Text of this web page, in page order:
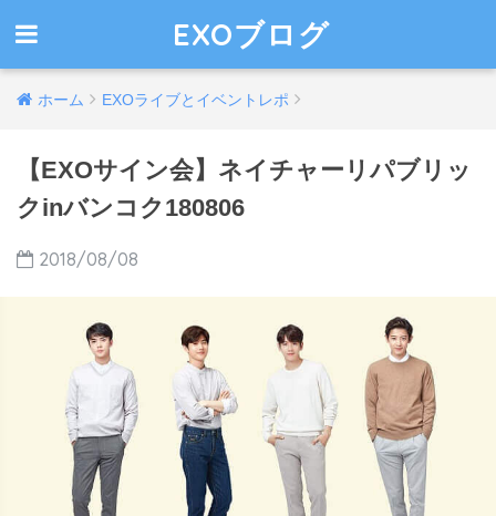
EXOブログ
ホーム EXOライブとイベントレポ
【EXOサイン会】ネイチャーリパブリッ
クinバンコク180806
2018/08/08